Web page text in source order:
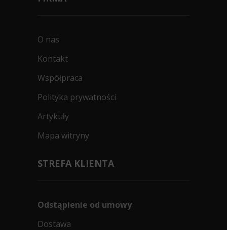
O nas
Kontakt
Współpraca
Polityka prywatności
Artykuły
Mapa witryny
STREFA KLIENTA
Odstąpienie od umowy
Dostawa